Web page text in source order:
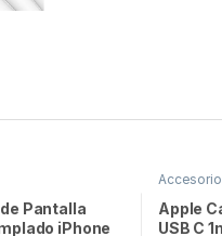
Pantalla
iPhone
Apple
USB C